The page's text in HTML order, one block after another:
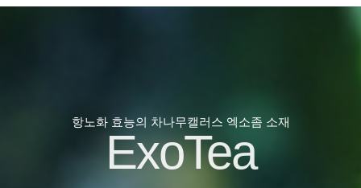
항노화 효능의 차나무캘러스 엑소좀 소재
ExoTea